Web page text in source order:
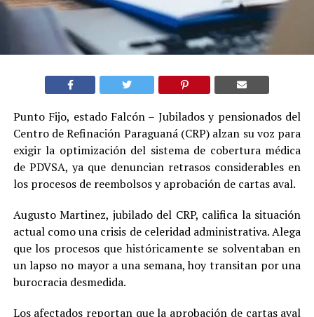
Punto Fijo, estado Falcón – Jubilados y pensionados del
Centro de Refinación Paraguaná (CRP) alzan su voz para
exigir la optimización del sistema de cobertura médica
de PDVSA, ya que denuncian retrasos considerables en
los procesos de reembolsos y aprobación de cartas aval.
Augusto Martinez, jubilado del CRP, califica la situación
actual como una crisis de celeridad administrativa. Alega
que los procesos que históricamente se solventaban en
un lapso no mayor a una semana, hoy transitan por una
burocracia desmedida.
Los afectados reportan que la aprobación de cartas aval